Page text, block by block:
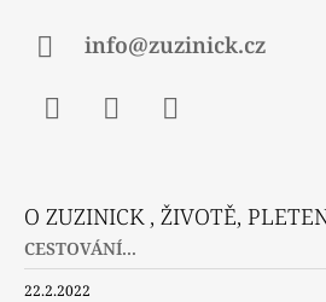
info@zuzinick.cz
O ZUZINICK , ŽIVOTĚ,
CESTOVÁNÍ...
22.2.2022